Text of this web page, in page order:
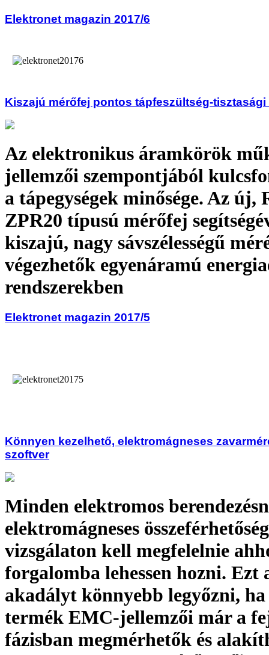
Elektronet magazin 2017/6
Kiszajú mérőfej pontos tápfeszültség-tisztasági
Az elektronikus áramkörök
jellemzői szempontjából
a tápegységek minősége. Az új,
ZPR20 típusú mérőfej
kiszajú, nagy sávszélességű
végezhetők egyenáramú
rendszerekben
Elektronet magazin 2017/5
Könnyen kezelhető, elektromágneses
szoftver
Minden elektromos
elektromágneses
vizsgálaton kell megfelelnie
forgalomba lehessen hozni. Ezt
akadályt könnyebb legyőzni, ha
termék EMC-jellemzői már a
fázisban megmérhetők és